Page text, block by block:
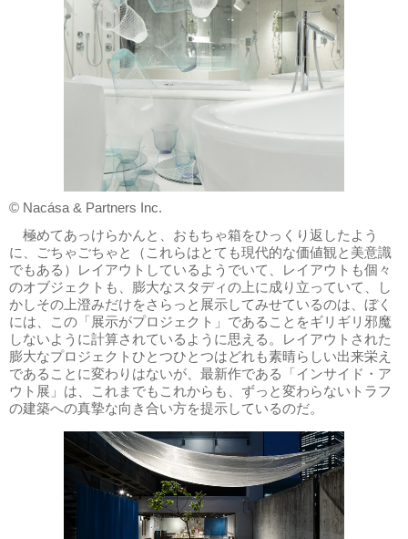
© Nacása & Partners Inc.
極めてあっけらかんと、おもちゃ箱をひっくり返したよう
に、ごちゃごちゃと（これらはとても現代的な価値観と美意識
でもある）レイアウトしているようでいて、レイアウトも個々
のオブジェクトも、膨大なスタディの上に成り立っていて、し
かしその上澄みだけをさらっと展示してみせているのは、ぼく
には、この「展示がプロジェクト」であることをギリギリ邪魔
しないように計算されているように思える。レイアウトされた
膨大なプロジェクトひとつひとつはどれも素晴らしい出来栄え
であることに変わりはないが、最新作である「インサイド・ア
ウト展」は、これまでもこれからも、ずっと変わらないトラフ
の建築への真摯な向き合い方を提示しているのだ。